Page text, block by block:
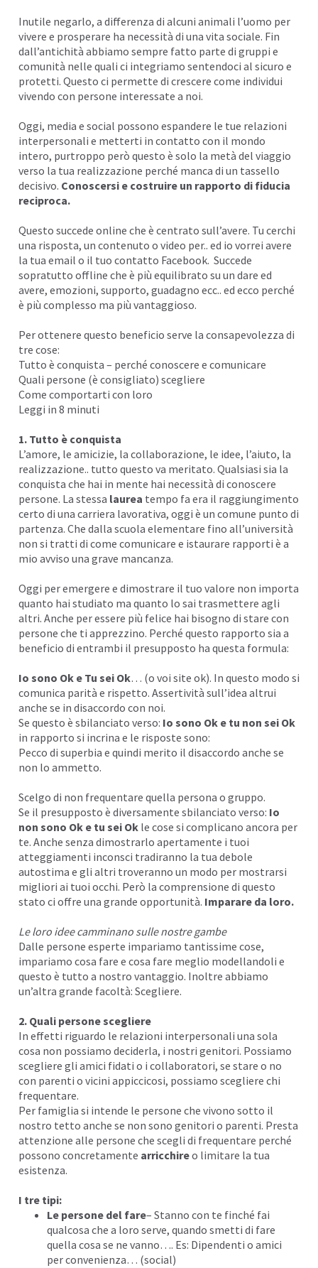
Inutile negarlo, a differenza di alcuni animali l’uomo per
vivere e prosperare ha necessità di una vita sociale. Fin
dall’antichità abbiamo sempre fatto parte di gruppi e
comunità nelle quali ci integriamo sentendoci al sicuro e
protetti. Questo ci permette di crescere come individui
vivendo con persone interessate a noi.
Oggi, media e social possono espandere le tue relazioni
interpersonali e metterti in contatto con il mondo
intero, purtroppo però questo è solo la metà del viaggio
verso la tua realizzazione perché manca di un tassello
decisivo. Conoscersi e costruire un rapporto di fiducia
reciproca.
Questo succede online che è centrato sull’avere. Tu cerchi
una risposta, un contenuto o video per.. ed io vorrei avere
la tua email o il tuo contatto Facebook. Succede
sopratutto offline che è più equilibrato su un dare ed
avere, emozioni, supporto, guadagno ecc.. ed ecco perché
è più complesso ma più vantaggioso.
Per ottenere questo beneficio serve la consapevolezza di
tre cose:
Tutto è conquista – perché conoscere e comunicare
Quali persone (è consigliato) scegliere
Come comportarti con loro
Leggi in 8 minuti
1. Tutto è conquista
L’amore, le amicizie, la collaborazione, le idee, l’aiuto, la
realizzazione.. tutto questo va meritato. Qualsiasi sia la
conquista che hai in mente hai necessità di conoscere
persone. La stessa laurea tempo fa era il raggiungimento
certo di una carriera lavorativa, oggi è un comune punto di
partenza. Che dalla scuola elementare fino all’università
non si tratti di come comunicare e istaurare rapporti è a
mio avviso una grave mancanza.
Oggi per emergere e dimostrare il tuo valore non importa
quanto hai studiato ma quanto lo sai trasmettere agli
altri. Anche per essere più felice hai bisogno di stare con
persone che ti apprezzino. Perché questo rapporto sia a
beneficio di entrambi il presupposto ha questa formula:
Io sono Ok e Tu sei Ok… (o voi site ok). In questo modo si
comunica parità e rispetto. Assertività sull’idea altrui
anche se in disaccordo con noi.
Se questo è sbilanciato verso: Io sono Ok e tu non sei Ok
in rapporto si incrina e le risposte sono:
Pecco di superbia e quindi merito il disaccordo anche se
non lo ammetto.
Scelgo di non frequentare quella persona o gruppo.
Se il presupposto è diversamente sbilanciato verso: Io
non sono Ok e tu sei Ok le cose si complicano ancora per
te. Anche senza dimostrarlo apertamente i tuoi
atteggiamenti inconsci tradiranno la tua debole
autostima e gli altri troveranno un modo per mostrarsi
migliori ai tuoi occhi. Però la comprensione di questo
stato ci offre una grande opportunità. Imparare da loro.
Le loro idee camminano sulle nostre gambe
Dalle persone esperte impariamo tantissime cose,
impariamo cosa fare e cosa fare meglio modellandoli e
questo è tutto a nostro vantaggio. Inoltre abbiamo
un’altra grande facoltà: Scegliere.
2. Quali persone scegliere
In effetti riguardo le relazioni interpersonali una sola
cosa non possiamo deciderla, i nostri genitori. Possiamo
scegliere gli amici fidati o i collaboratori, se stare o no
con parenti o vicini appiccicosi, possiamo scegliere chi
frequentare.
Per famiglia si intende le persone che vivono sotto il
nostro tetto anche se non sono genitori o parenti. Presta
attenzione alle persone che scegli di frequentare perché
possono concretamente arricchireo limitare la tua
esistenza.
I tre tipi:
Le persone del fare– Stanno con te finché fai
qualcosa che a loro serve, quando smetti di fare
quella cosa se ne vanno…. Es: Dipendenti o amici
per convenienza… (social)